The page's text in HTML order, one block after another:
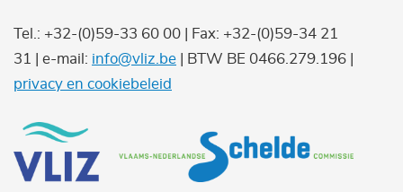
Tel.: +32-(0)59-33 60 00 | Fax: +32-(0)59-34 21
31 | e-mail: info@vliz.be | BTW BE 0466.279.196 |
privacy en cookiebeleid